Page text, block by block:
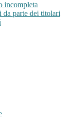
incompleta
da parte dei titolari